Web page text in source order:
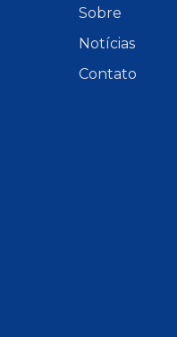
Sobre
Notícias
Contato